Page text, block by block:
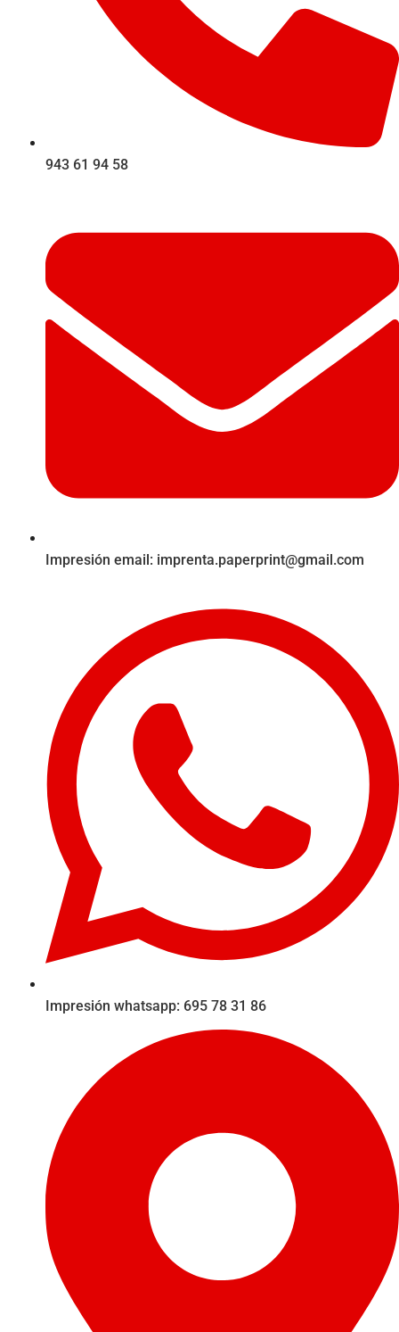
943 61 94 58
Impresión email: imprenta.paperprint@gmail.com
Impresión whatsapp: 695 78 31 86